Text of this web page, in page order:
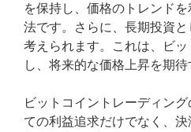
を保持し、価格のトレンド
法です。さらに、長期投資
考えられます。これは、ビ
し、将来的な価格上昇を期待
ビットコイントレーディン
ての利益追求だけでなく、